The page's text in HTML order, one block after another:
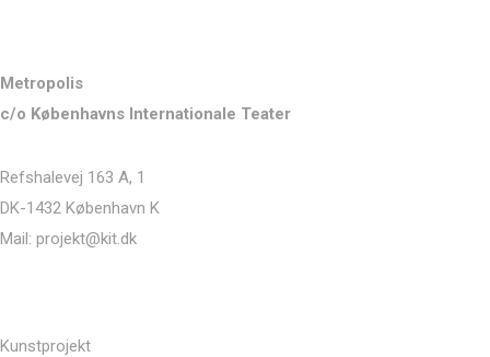
Metropolis
c/o Københavns Internationale Teater
Refshalevej 163 A, 1
DK-1432 København K
Mail: projekt@kit.dk
Kunstprojekt